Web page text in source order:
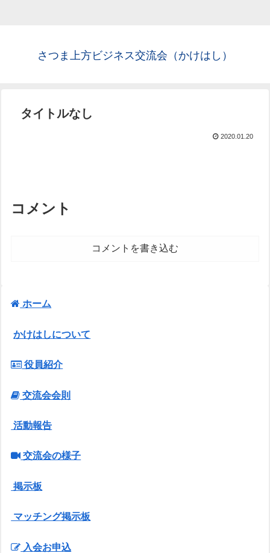
さつま上方ビジネス交流会（かけはし）
タイトルなし
2020.01.20
コメント
コメントを書き込む
ホーム
かけはしについて
役員紹介
交流会会則
活動報告
交流会の様子
掲示板
マッチング掲示板
入会お申込